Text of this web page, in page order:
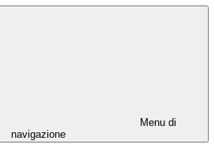
Menu di
navigazione